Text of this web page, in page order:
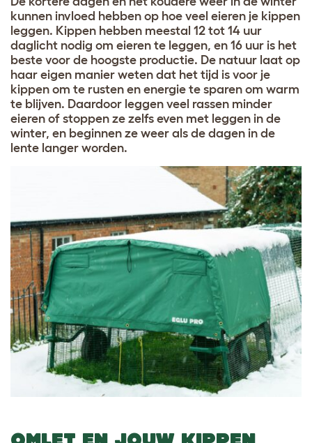
kunnen invloed hebben op hoe veel eieren je kippen
leggen. Kippen hebben meestal 12 tot 14 uur
daglicht nodig om eieren te leggen, en 16 uur is het
beste voor de hoogste productie. De natuur laat op
haar eigen manier weten dat het tijd is voor je
kippen om te rusten en energie te sparen om warm
te blijven. Daardoor leggen veel rassen minder
eieren of stoppen ze zelfs even met leggen in de
winter, en beginnen ze weer als de dagen in de
lente langer worden.